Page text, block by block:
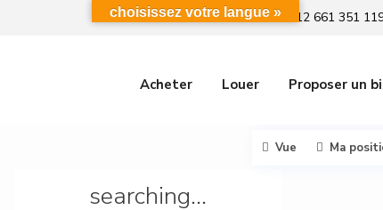
+212 661 351
Acheter Louer Proposer un
searching...
Vue Ma
choisissez votre langue »